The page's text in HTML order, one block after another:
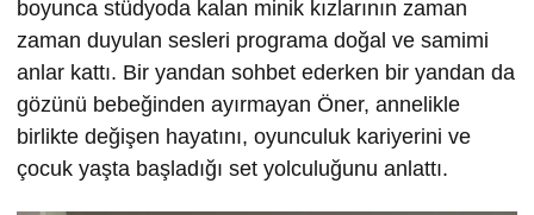
boyunca stüdyoda kalan minik kızlarının zaman
zaman duyulan sesleri programa doğal ve samimi
anlar kattı. Bir yandan sohbet ederken bir yandan da
gözünü bebeğinden ayırmayan Öner, annelikle
birlikte değişen hayatını, oyunculuk kariyerini ve
çocuk yaşta başladığı set yolculuğunu anlattı.